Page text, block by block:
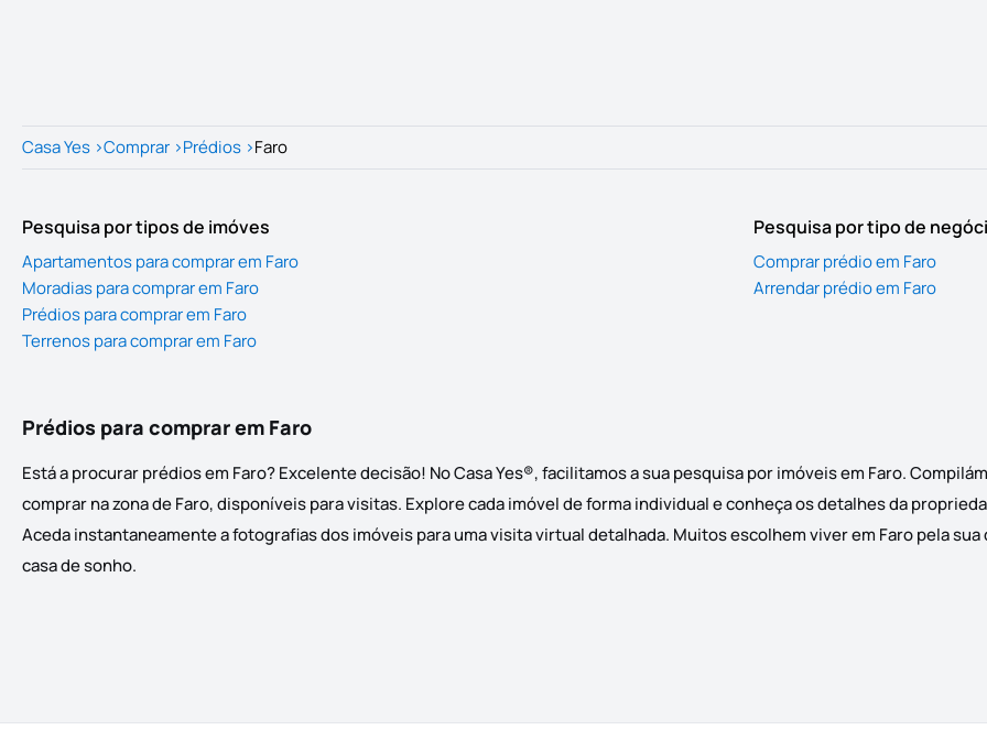
Casa Yes >Comprar >Prédios >Faro
Pesquisa por tipos de imóves
Apartamentos para comprar em Faro
Moradias para comprar em Faro
Prédios para comprar em Faro
Terrenos para comprar em Faro
Pesquisa por tipo de
Comprar prédio em Faro
Arrendar prédio em Faro
Prédios para comprar em Faro
Está a procurar prédios em Faro? Excelente decisão! No Casa Yes®, facilitamos a sua pesquisa por imóveis em Faro.
comprar na zona de Faro, disponíveis para visitas. Explore cada imóvel de forma individual e conheça os detalhes da
Aceda instantaneamente a fotografias dos imóveis para uma visita virtual detalhada. Muitos escolhem viver em Faro pela
casa de sonho.